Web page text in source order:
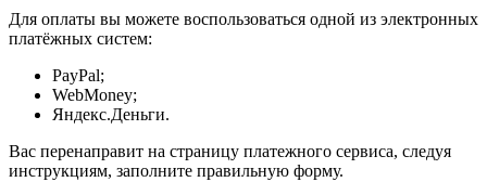
Для оплаты вы можете воспользоваться одной из электронных
платёжных систем:
PayPal;
WebMoney;
Яндекс.Деньги.
Вас перенаправит на страницу платежного сервиса, следуя
инструкциям, заполните правильную форму.